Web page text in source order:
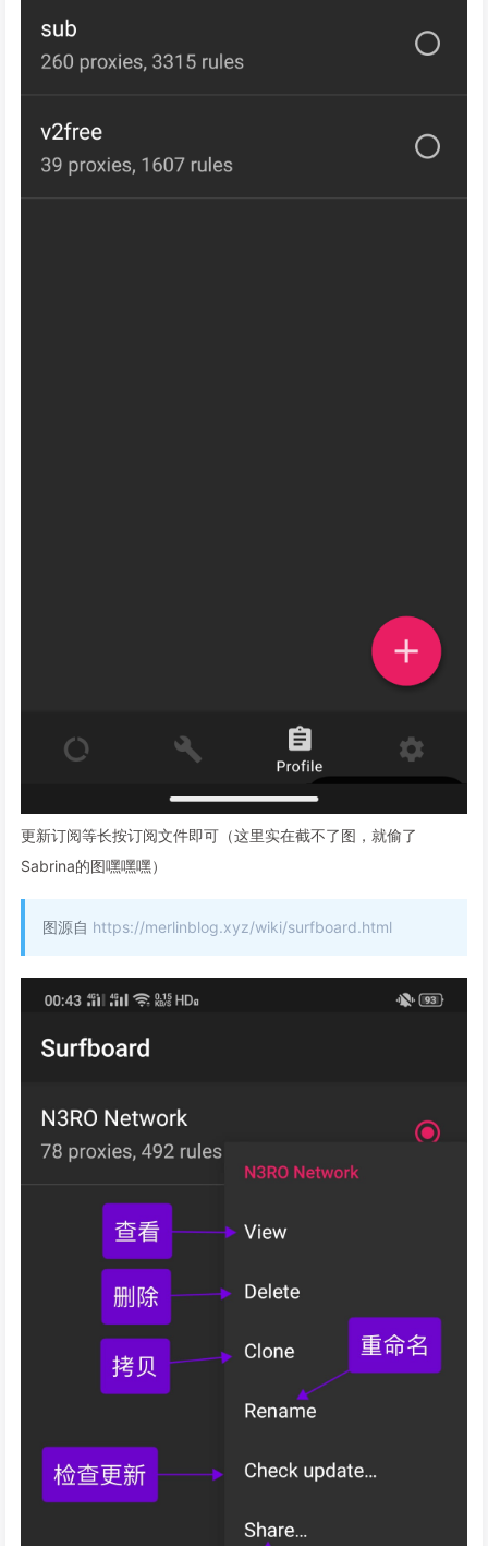
更新订阅等长按订阅文件即可（这里实在截不了图，就偷了
Sabrina的图嘿嘿嘿）
图源自 https://merlinblog.xyz/wiki/surfboard.html